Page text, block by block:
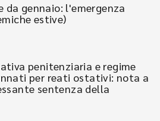
da gennaio: l'emergenza
estive)
penitenziaria e regime
per reati ostativi: nota a
sentenza della